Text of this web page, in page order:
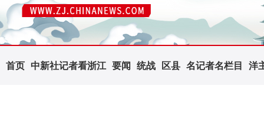
首页 中新社记者看浙江 要闻 统战 区县 名记者名栏目 洋